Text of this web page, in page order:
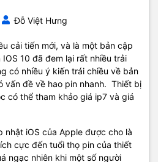
Đỗ Việt Hưng
cải tiến mới, và là một bản cập
10 đã đem lại rất nhiều trải
có nhiều ý kiến trái chiều về bản
vấn đề về hao pin nhanh. Thiết bị
có thể tham khảo giá ip7 và giá
nhật iOS của Apple được cho là
cực đến tuổi thọ pin của thiết
ngạc nhiên khi một số người